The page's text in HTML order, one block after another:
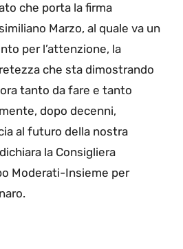
che porta la firma
Marzo, al quale va un
per l’attenzione, la
che sta dimostrando
tanto da fare e tanto
dopo decenni,
al futuro della nostra
la Consigliera
Moderati-Insieme per